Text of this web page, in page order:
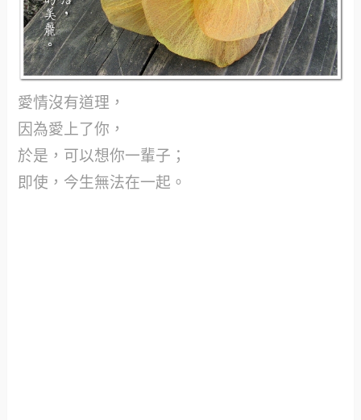
愛情沒有道理，
因為愛上了你，
於是，可以想你一輩子；
即使，今生無法在一起。